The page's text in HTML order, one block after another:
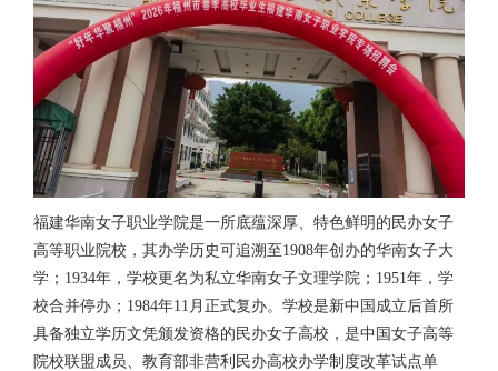
福建华南女子职业学院是一所底蕴深厚、特色鲜明的民办女子
高等职业院校，其办学历史可追溯至1908年创办的华南女子大
学；1934年，学校更名为私立华南女子文理学院；1951年，学
校合并停办；1984年11月正式复办。学校是新中国成立后首所
具备独立学历文凭颁发资格的民办女子高校，是中国女子高等
院校联盟成员、教育部非营利民办高校办学制度改革试点单